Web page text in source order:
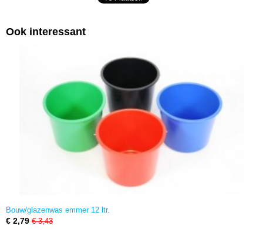
Ook interessant
Bouw/glazenwas emmer 12 ltr.
€ 2,79 € 3,43